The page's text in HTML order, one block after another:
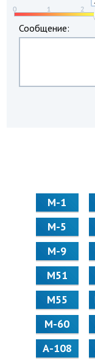
Сообщение:
М-1
М-5
М-9
М51
М55
M-60
А-108